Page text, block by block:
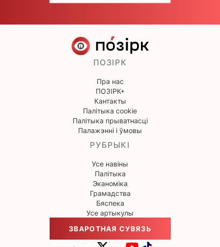
ПОЗІРК
Пра нас
ПОЗІРК+
Кантакты
Палітыка cookie
Палітыка прыватнасці
Палажэнні і ўмовы
РУБРЫКІ
Усе навіны
Палітыка
Эканоміка
Грамадства
Бяспека
Усе артыкулы
ЗВАРОТНАЯ СУВЯЗЬ